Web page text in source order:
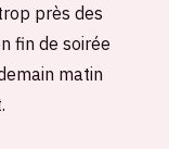
près des
fin de soirée
matin